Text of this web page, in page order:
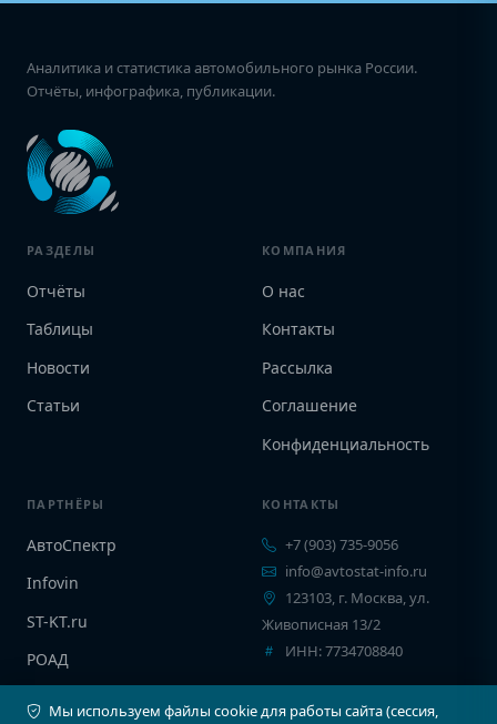
Аналитика и статистика автомобильного рынка России.
Отчёты, инфографика, публикации.
РАЗДЕЛЫ
Отчёты
Таблицы
Новости
Статьи
КОМПАНИЯ
О нас
Контакты
Рассылка
Соглашение
Конфиденциальность
ПАРТНЁРЫ
АвтоСпектр
Infovin
ST-KT.ru
РОАД
КОНТАКТЫ
+7 (903) 735-9056
info@avtostat-info.ru
123103, г. Москва, ул.
Живописная 13/2
ИНН: 7734708840
Мы используем файлы cookie для работы сайта (сессия,